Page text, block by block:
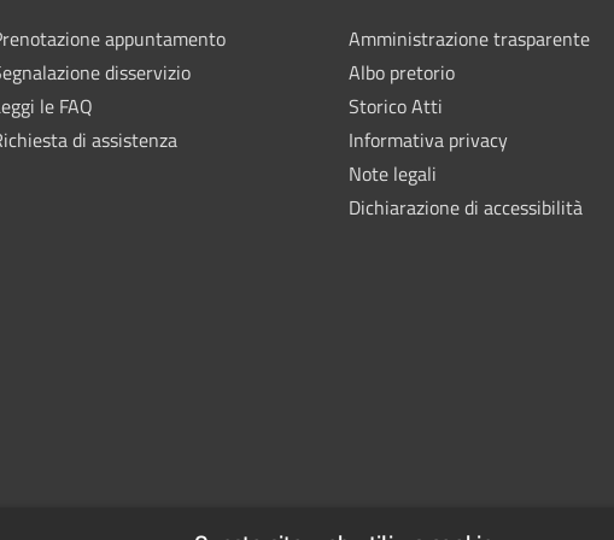
appuntamento
disservizio
le FAQ
di assistenza
Amministrazione trasparente
Albo pretorio
Storico Atti
Informativa privacy
Note legali
Dichiarazione di accessibilità